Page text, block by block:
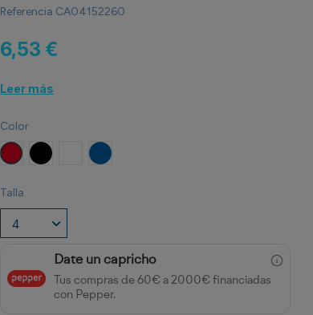
Referencia CA04152260
6,53 €
Leer más
Color
Rojo
Negro Blanco ROYAL
Talla
Date un capricho
Tus compras de 60€ a 2000€ financiadas
con Pepper.